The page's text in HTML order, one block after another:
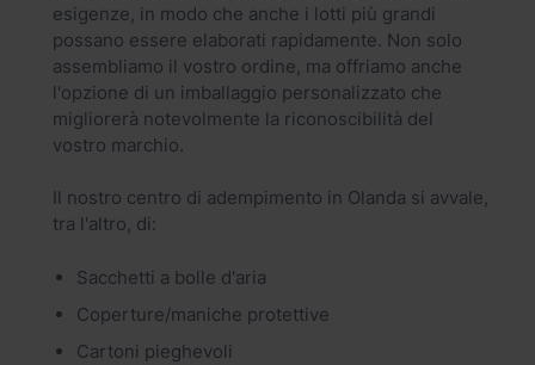
esigenze, in modo che anche i lotti più grandi
possano essere elaborati rapidamente. Non solo
assembliamo il vostro ordine, ma offriamo anche
l'opzione di un imballaggio personalizzato che
migliorerà notevolmente la riconoscibilità del
vostro marchio.
Il nostro centro di adempimento in Olanda si avvale,
tra l'altro, di:
Sacchetti a bolle d'aria
Coperture/maniche protettive
Cartoni pieghevoli